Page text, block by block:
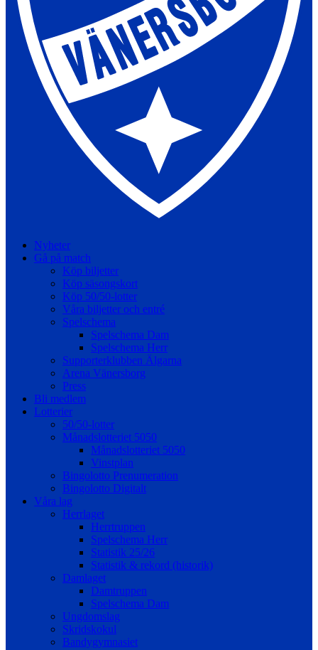
Nyheter
Gå på match
Köp biljetter
Köp säsongskort
Köp 50/50-lotter
Våra biljetter och entré
Spelschema
Spelschema Dam
Spelschema Herr
Supporterklubben Älgarna
Arena Vänersborg
Press
Bli medlem
Lotterier
50/50-lotter
Månadslotteriet 5050
Månadslotteriet 5050
Vinstplan
Bingolotto Prenumeration
Bingolotto Digitalt
Våra lag
Herrlaget
Herrtruppen
Spelschema Herr
Statistik 25/26
Statistik & rekord (historik)
Damlaget
Damtruppen
Spelschema Dam
Ungdomslag
Skridskokul
Bandygymnasiet